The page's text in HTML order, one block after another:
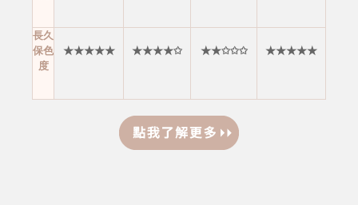
長久
保色
度
★★★★★ ★★★★✩ ★★✩✩✩ ★★★★★